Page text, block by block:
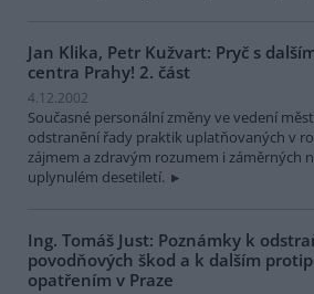
Jan Klika, Petr Kužvart: Pryč s
centra Prahy! 2. část
4.12.2002
Současné personální změny ve vedení
odstranění řady praktik uplatňovaných v
zájmem a zdravým rozumem i záměrných
uplynulém desetiletí.
Ing. Tomáš Just: Poznámky k
povodňových škod a k dalším
opatřením v Praze